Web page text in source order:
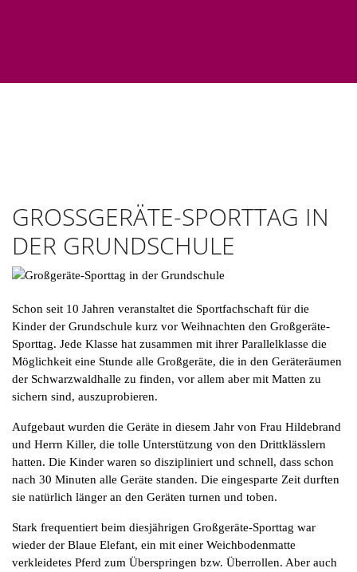
GROSSGERÄTE-SPORTTAG IN D
ER GRUNDSCHULE
Schon seit 10 Jahren veranstaltet die Sportfachschaft für die
Kinder der Grundschule kurz vor Weihnachten den Großgeräte-
Sporttag. Jede Klasse hat zusammen mit ihrer Parallelklasse die
Möglichkeit eine Stunde alle Großgeräte, die in den Geräteräumen
der Schwarzwaldhalle zu finden, vor allem aber mit Matten zu
sichern sind, auszuprobieren.
Aufgebaut wurden die Geräte in diesem Jahr von Frau Hildebrand
und Herrn Killer, die tolle Unterstützung von den Drittklässlern
hatten. Die Kinder waren so diszipliniert und schnell, dass schon
nach 30 Minuten alle Geräte standen. Die eingesparte Zeit durften
sie natürlich länger an den Geräten turnen und toben.
Stark frequentiert beim diesjährigen Großgeräte-Sporttag war
wieder der Blaue Elefant, ein mit einer Weichbodenmatte
verkleidetes Pferd zum Überspringen bzw. Überrollen. Aber auch